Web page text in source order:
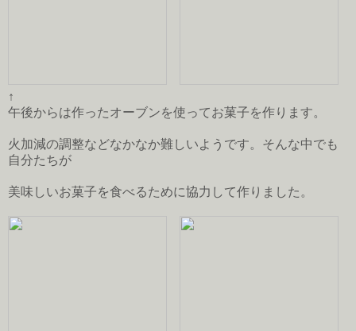
↑
午後からは作ったオーブンを使ってお菓子を作ります。
火加減の調整などなかなか難しいようです。そんな中でも
自分たちが
美味しいお菓子を食べるために協力して作りました。